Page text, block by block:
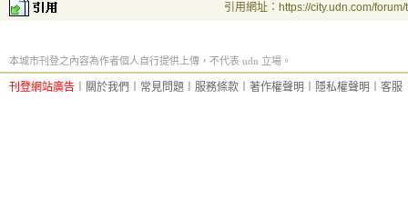
引用網址：https://city.udn.com/
本城市刊登之內容為作者個人自行提供上傳，不代表 udn 立場。
刊登網站廣告 關於我們 常見問題 服務條款 著作權聲明 隱私權聲明 客服